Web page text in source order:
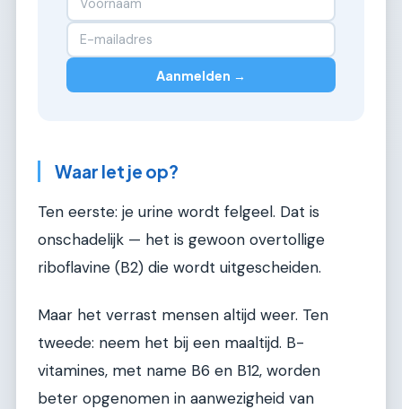
Aanmelden →
Waar let je op?
Ten eerste: je urine wordt felgeel. Dat is
onschadelijk — het is gewoon overtollige
riboflavine (B2) die wordt uitgescheiden.
Maar het verrast mensen altijd weer. Ten
tweede: neem het bij een maaltijd. B-
vitamines, met name B6 en B12, worden
beter opgenomen in aanwezigheid van